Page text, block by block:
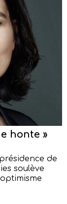
honte »
de
soulève